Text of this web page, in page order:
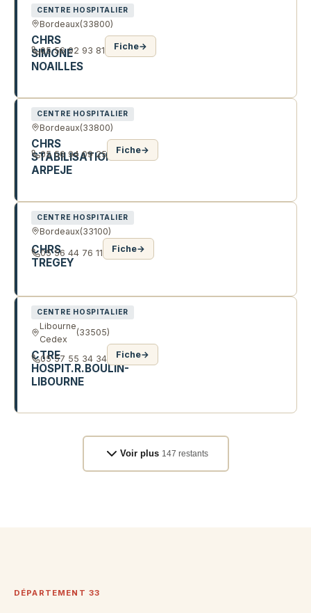
CENTRE HOSPITALIER
Bordeaux(33800)
CHRS
SIMONE
NOAILLES
05 56 92 93 81 Fiche→
CENTRE HOSPITALIER
Bordeaux(33800)
CHRS
STABILISATION
ARPEJE
05 56 94 09 25 Fiche→
CENTRE HOSPITALIER
Bordeaux(33100)
CHRS
TREGEY
05 56 44 76 11 Fiche→
CENTRE HOSPITALIER
Libourne
Cedex
(33505)
CTRE
HOSPIT.R.BOULIN-
LIBOURNE
05 57 55 34 34 Fiche→
Voir plus 147 restants
DÉPARTEMENT 33